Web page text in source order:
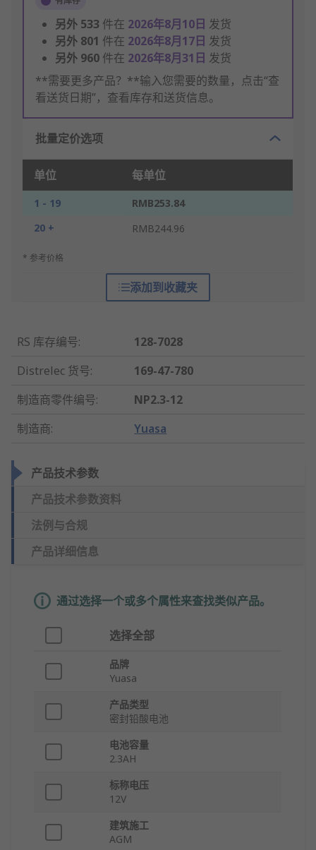
另外 533 件在 2026年8月10日 发货
另外 801 件在 2026年8月17日 发货
另外 960 件在 2026年8月31日 发货
**需要更多产品？**输入您需要的数量，点击“查
看送货日期”，查看库存和送货信息。
批量定价选项
单位 每单位
1 - 19
RMB253.84
20 +
RMB244.96
* 参考价格
添加到收藏夹
RS 库存编号:
128-7028
Distrelec 货号:
169-47-780
制造商零件编号:
NP2.3-12
制造商: Yuasa
产品技术参数
产品技术参数资料
法例与合规
产品详细信息
通过选择一个或多个属性来查找类似产品。
选择全部
品牌
Yuasa
产品类型
密封铅酸电池
电池容量
2.3AH
标称电压
12V
建筑施工
AGM